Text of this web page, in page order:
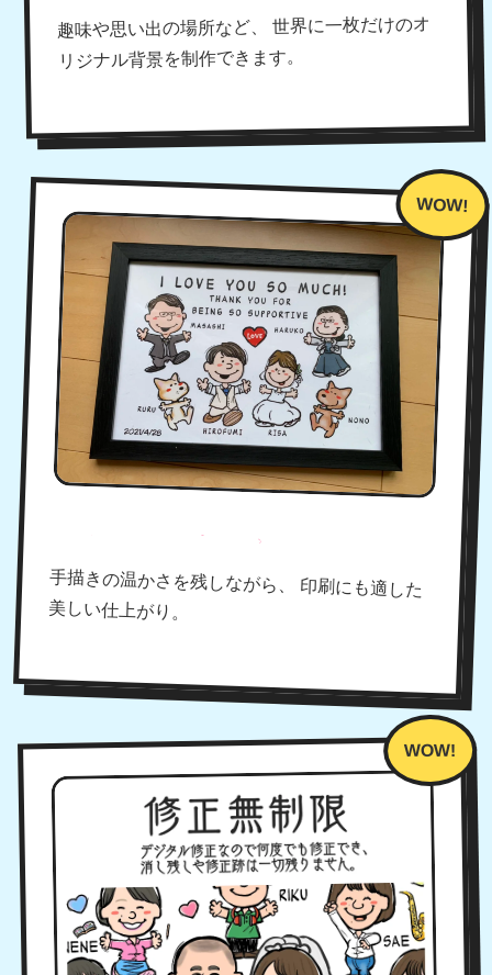
趣味や思い出の場所など、 世界に一枚だけのオ
リジナル背景を制作できます。
キレイなデジタル仕上げ！
手描きの温かさを残しながら、 印刷にも適した
美しい仕上がり。